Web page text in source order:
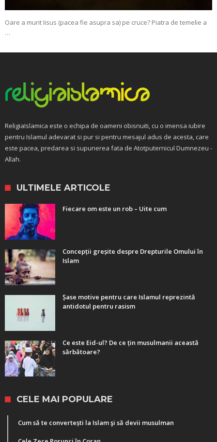
Oare a murit Iisus (pacea fie asupra sa) pe cruce? Piatra de temelie a
…
ReligiaIslamica este o echipa de oameni obisnuiti, cu o imensa iubire
pentru Islamul adevarat si pur si pentru mesajul adus de acesta, care
este pacea, predarea si supunerea fata de Atotputernicul Dumnezeu -
Allah.
ULTIMELE ARTICOLE
Fiecare om este un rob – Uite cum
Concepții greșite despre Drepturile Omului în
Islam
Șase motive pentru care Islamul reprezintă
antidotul pentru rasism
Ce este Eid-ul? De ce țin musulmanii această
sărbătoare?
CELE MAI POPULARE
Cum să te convertești la Islam şi să devii musulman